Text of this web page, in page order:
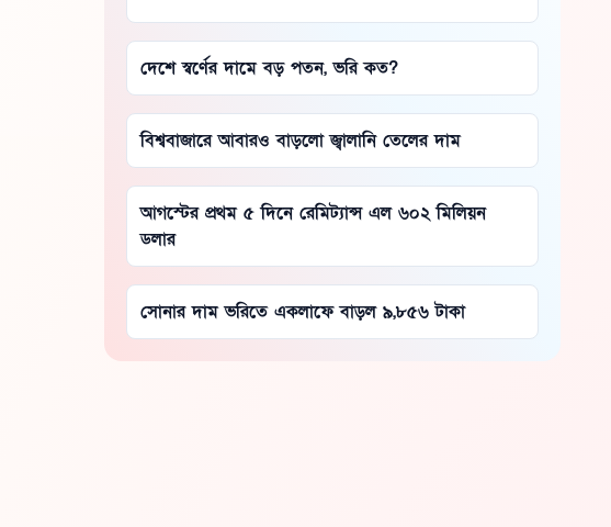
দেশে স্বর্ণের দামে বড় পতন, ভরি কত?
বিশ্ববাজারে আবারও বাড়লো জ্বালানি তেলের দাম
আগস্টের প্রথম ৫ দিনে রেমিট্যান্স এল ৬০২ মিলিয়ন
ডলার
সোনার দাম ভরিতে একলাফে বাড়ল ৯,৮৫৬ টাকা